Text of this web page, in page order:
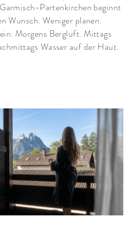
Partenkirchen beginnt
Wunsch. Weniger planen.
Morgens Bergluft. Mittags
Wasser auf der Haut.